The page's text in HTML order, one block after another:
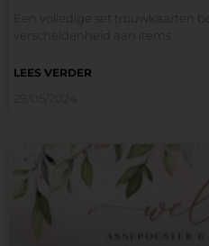
Een volledige set trouwkaarten
verscheidenheid aan items
LEES VERDER